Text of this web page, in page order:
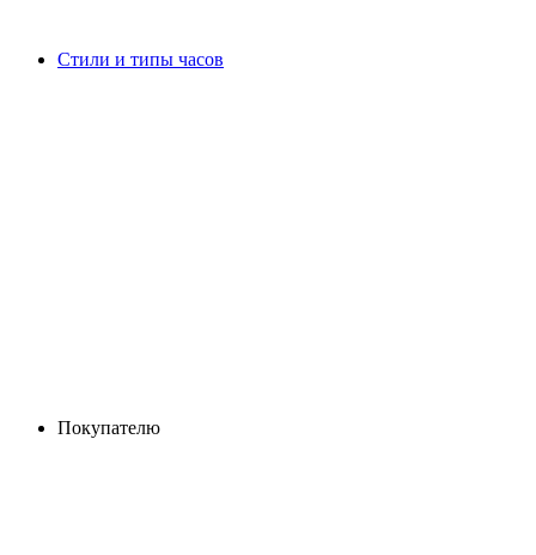
Стили и типы часов
Покупателю